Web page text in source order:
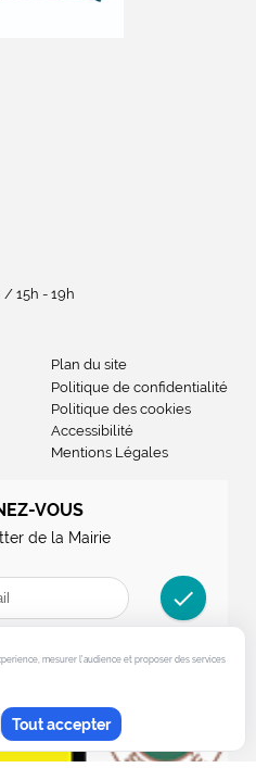
/ 15h - 19h
Plan du site
Politique de confidentialité
Politique des cookies
Accessibilité
Mentions Légales
VOUS
de la Mairie
check
mesurer l’audience et proposer des services
Tout accepter